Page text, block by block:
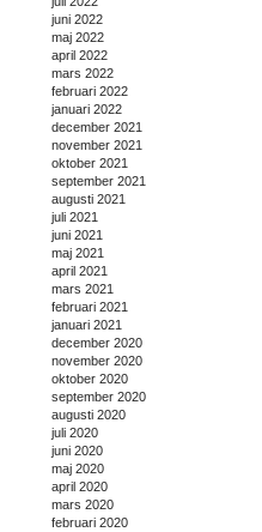
juni 2022
maj 2022
april 2022
mars 2022
februari 2022
januari 2022
december 2021
november 2021
oktober 2021
september 2021
augusti 2021
juli 2021
juni 2021
maj 2021
april 2021
mars 2021
februari 2021
januari 2021
december 2020
november 2020
oktober 2020
september 2020
augusti 2020
juli 2020
juni 2020
maj 2020
april 2020
mars 2020
februari 2020